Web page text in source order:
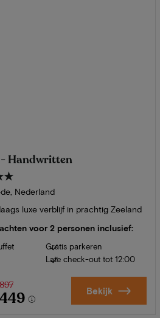
- Handwritten
Nederland
luxe verblijf in prachtig Zeeland
voor 2 personen inclusief:
Gratis parkeren
Late check-out tot 12:00
449 Bekijk